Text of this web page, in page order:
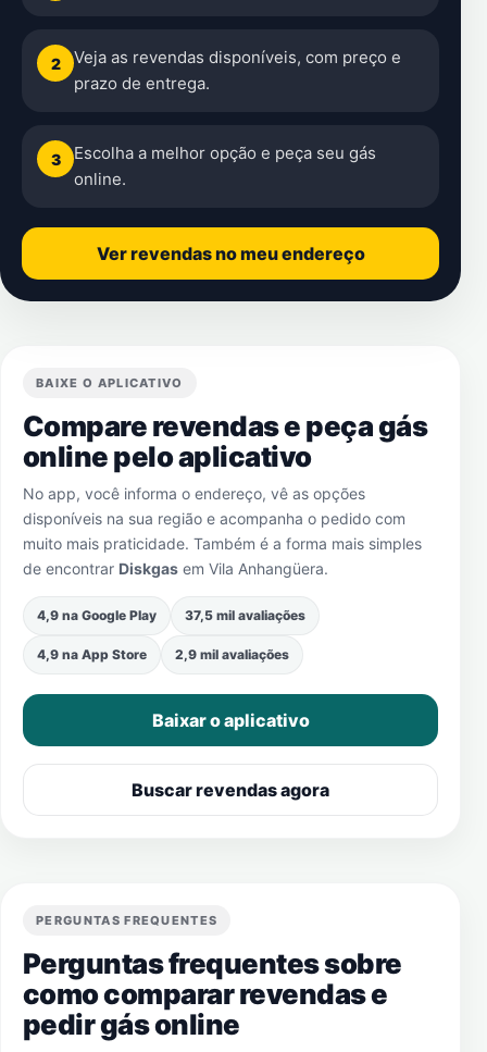
2
Veja as revendas disponíveis, com preço e
prazo de entrega.
3
Escolha a melhor opção e peça seu gás
online.
Ver revendas no meu endereço
BAIXE O APLICATIVO
Compare revendas e peça gás
online pelo aplicativo
No app, você informa o endereço, vê as opções
disponíveis na sua região e acompanha o pedido com
muito mais praticidade. Também é a forma mais simples
de encontrar Diskgas em Vila Anhangüera.
4,9 na Google Play 37,5 mil avaliações
4,9 na App Store 2,9 mil avaliações
Baixar o aplicativo
Buscar revendas agora
PERGUNTAS FREQUENTES
Perguntas frequentes sobre
como comparar revendas e
pedir gás online